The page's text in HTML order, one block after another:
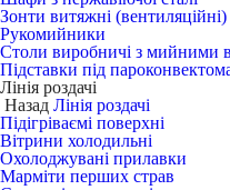
Зонти витяжні (вентиляційні)
Рукомийники
Столи виробничі з мийними
Підставки під
Лінія роздачі
Назад Лінія роздачі
Підігріваємі поверхні
Вітрини холодильні
Охолоджувані прилавки
Марміти перших страв